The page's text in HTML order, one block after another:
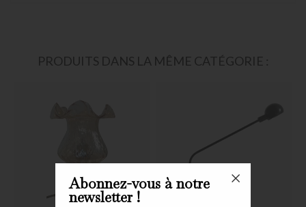
PRODUITS DANS LA MÊME CATÉGORIE :
Abonnez-vous à notre
newsletter !